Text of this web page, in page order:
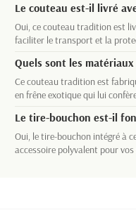
Le couteau est-il livré
Oui, ce couteau tradition est
faciliter le transport et la
Quels sont les
Ce couteau tradition est
en frêne exotique qui lui
Le tire-bouchon est-il
Oui, le tire-bouchon intégré à
accessoire polyvalent pour